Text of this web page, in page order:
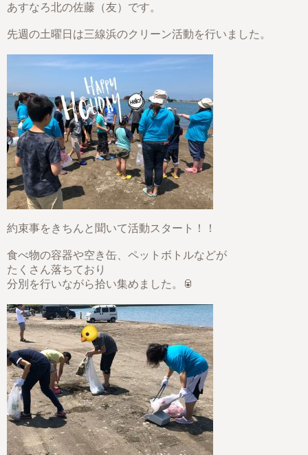
あすなろ北の佐藤（友）です。
先週の土曜日は三線浜のクリーン活動を行いました。
約束事をきちんと聞いて活動スタート！！
食べ物の容器や空き缶、ペットボトルなどが
たくさん落ちており
分別を行いながら拾い集めました。🥫